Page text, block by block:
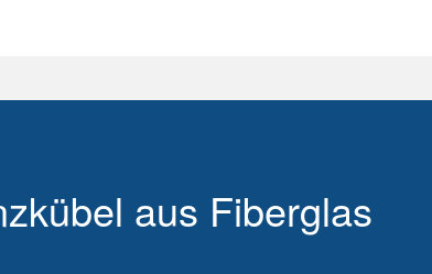
aus Fiberglas